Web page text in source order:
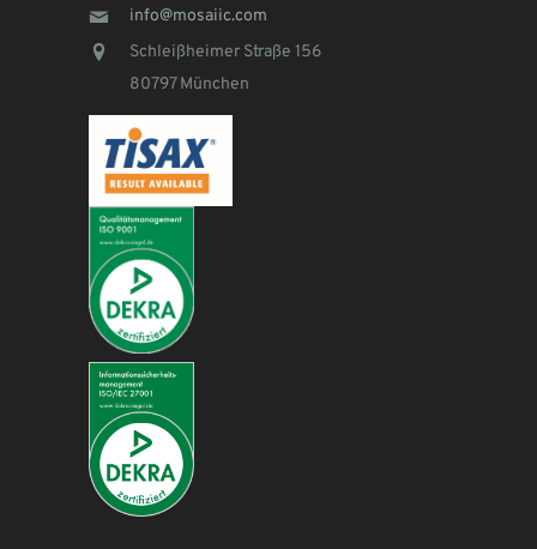
info@mosaiic.com
Schleißheimer Straße 156
80797 München